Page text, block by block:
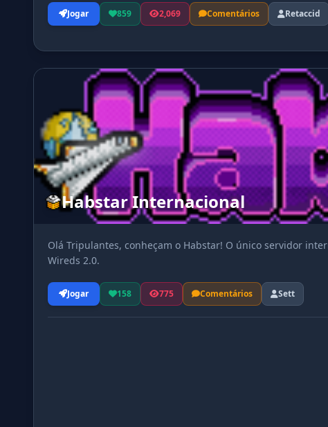
Jogar 859 2,069 Comentários Retaccid
Habstar Internacional
Olá Tripulantes, conheçam o Habstar! O único servidor
Wireds 2.0.
Jogar 158 775 Comentários Sett